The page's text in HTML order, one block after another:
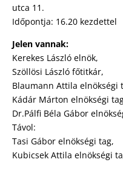
utca 11.
Időpontja: 16.20 kezdettel
Jelen vannak:
Kerekes László elnök,
Szöllösi László főtitkár,
Blaumann Attila elnökségi
Kádár Márton elnökségi
Dr.Pálfi Béla Gábor
Távol:
Tasi Gábor elnökségi tag,
Kubicsek Attila elnökségi